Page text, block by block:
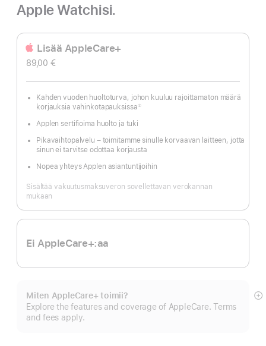
Apple Watchisi.
Lisää AppleCare+
89,00 €
Kahden vuoden huolto­turva, johon kuuluu rajoittamaton määrä
korjauksia vahinkotapauksissa
Alaviite
①
Applen sertifioima huolto ja tuki
Pikavaihtopalvelu – toimitamme sinulle korvaavan laitteen, jotta
sinun ei tarvitse odottaa korjausta
Nopea yhteys Applen asiantuntijoihin
Sisältää vakuutusmaksuveron sovellettavan verokannan
mukaan
Ei AppleCare+:aa
Miten AppleCare+ toimii?
Explore the features and coverage of AppleCare. Terms
and fees apply.